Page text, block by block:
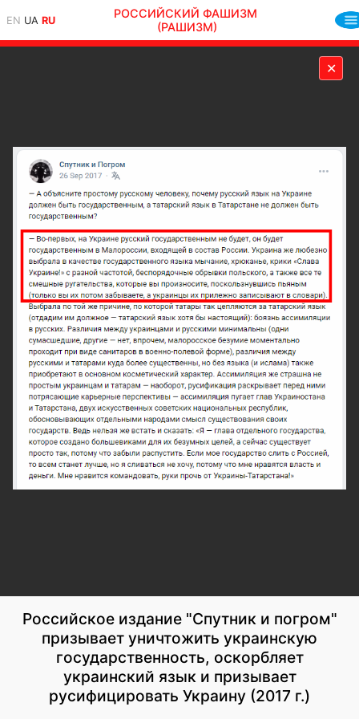
EN UA RU
РОССИЙСКИЙ ФАШИЗМ
(РАШИЗМ)
✕
Российское издание "Спутник и погром"
призывает уничтожить украинскую
государственность, оскорбляет
украинский язык и призывает
русифицировать Украину (2017 г.)